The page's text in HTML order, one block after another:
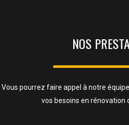
NOS
Vous pourrez faire appel à notre
vos besoins en rénovation